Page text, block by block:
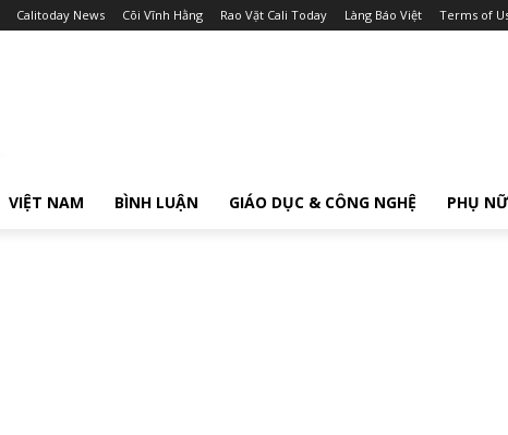
Calitoday News Cõi Vĩnh Hằng Rao Vặt Cali Today Làng Báo Việt Terms of
VIỆT NAM BÌNH LUẬN GIÁO DỤC & CÔNG NGHỆ PHỤ NỮ